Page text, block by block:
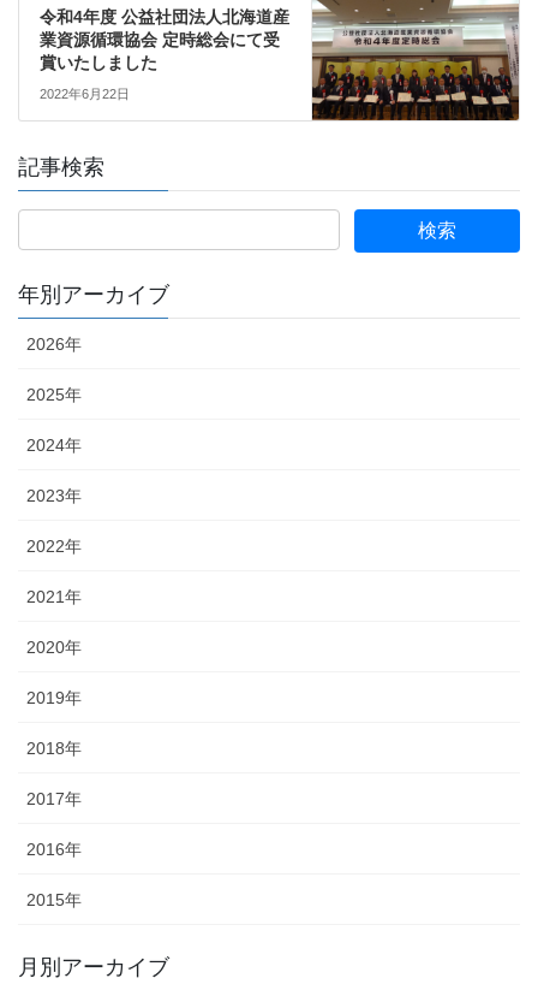
令和4年度 公益社団法人北海道産
業資源循環協会 定時総会にて受
賞いたしました
2022年6月22日
記事検索
年別アーカイブ
2026年
2025年
2024年
2023年
2022年
2021年
2020年
2019年
2018年
2017年
2016年
2015年
月別アーカイブ